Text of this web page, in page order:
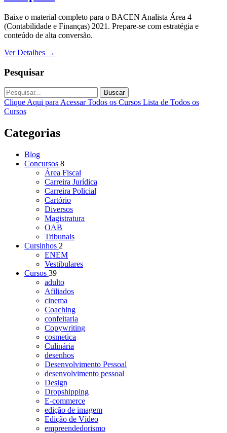
Baixe o material completo para o BACEN Analista Área 4
(Contabilidade e Finanças) 2021. Prepare-se com estratégia e
conteúdo de alta conversão.
Ver Detalhes →
Pesquisar
Buscar
Clique Aqui para Acessar Todos os Cursos Lista de Todos os
Cursos
Categorias
Blog
Concursos 8
Área Fiscal
Carreira Jurídica
Carreira Policial
Cartório
Diversos
Magistratura
OAB
Tribunais
Cursinhos 2
ENEM
Vestibulares
Cursos 39
adulto
Afiliados
cinema
Coaching
confeitaria
Copywriting
cosmetica
Culinária
desenhos
Desenvolvimento Pessoal
desenvolvimento pessoal
Design
Dropshipping
E-commerce
edição de imagem
Edição de Vídeo
empreendedorismo